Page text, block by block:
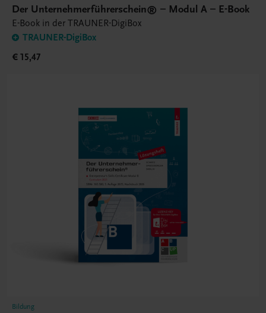
Der Unternehmerführerschein® – Modul A – E-Book
E-Book in der TRAUNER-DigiBox
TRAUNER-DigiBox
€ 15,47
Bildung